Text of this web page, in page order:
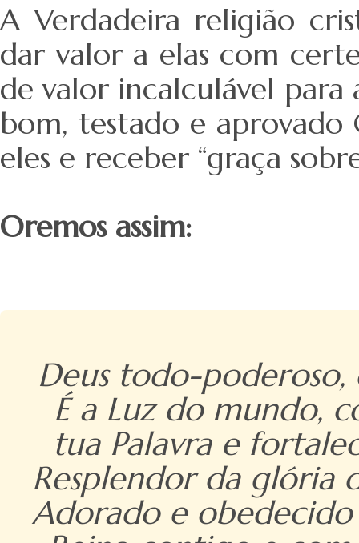
A Verdadeira religião
dar valor a elas com
de valor incalculável para
bom, testado e aprovado
eles e receber “graça
Oremos assim:
Deus todo-poderoso,
É a Luz do mundo,
tua Palavra e
Resplendor da glória
Adorado e